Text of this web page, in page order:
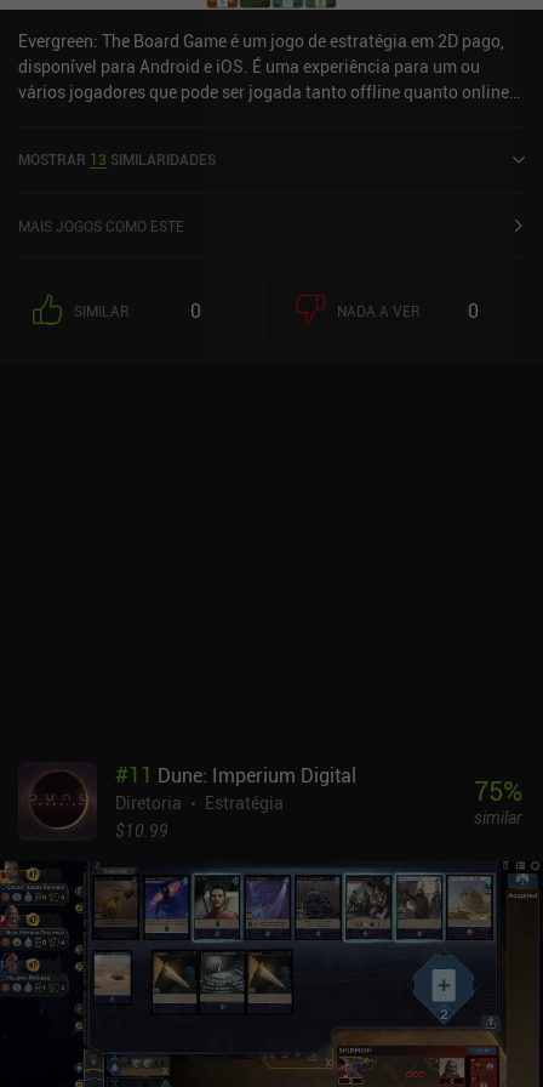
Evergreen: The Board Game é um jogo de estratégia em 2D pago,
disponível para Android e iOS. É uma experiência para um ou
vários jogadores que pode ser jogada tanto offline quanto online
4,6 de 5,0 na App Store do iOS.
MOSTRAR 13 SIMILARIDADES
MAIS JOGOS COMO ESTE
SIMILAR 0 NADA A VER 0
#11 Dune: Imperium Digital
Diretoria
Estratégia
$10.99
75%
similar